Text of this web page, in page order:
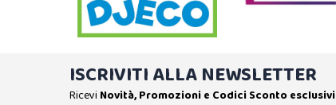
ISCRIVITI ALLA NEWSLETTER
Ricevi Novità, Promozioni e Codici Sconto esclusivi